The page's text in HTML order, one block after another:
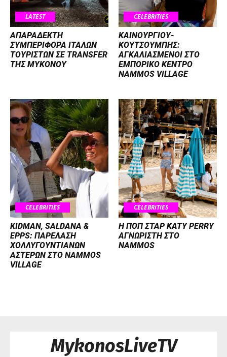
LATEST
ΑΠΑΡΑΔΕΚΤΗ
ΣΥΜΠΕΡΙΦΟΡΑ ΙΤΑΛΩΝ
ΤΟΥΡΙΣΤΩΝ ΣΕ TRANSFER
ΤΗΣ ΜΥΚΟΝΟΥ
CELEBRITIES
ΚΑΙΝΟΥΡΓΙΟΥ-
ΚΟΥΤΣΟΥΜΠΗΣ:
ΑΓΚΑΛΙΑΣΜΕΝΟΙ ΣΤΟ
ΕΜΠΟΡΙΚΟ ΚΕΝΤΡΟ
NAMMOS VILLAGE
CELEBRITIES
KIDMAN, SALDANA &
EPPS: ΠΑΡΕΛΑΣΗ
ΧΟΛΛΥΓΟΥΝΤΙΑΝΩΝ
ΑΣΤΕΡΩΝ ΣΤΟ NAMMOS
VILLAGE
CELEBRITIES
H ΠΟΠ ΣΤΑΡ KATY PERRY
ΑΓΝΩΡΙΣΤΗ ΣΤΟ
NAMMOS
MykonosLiveTV